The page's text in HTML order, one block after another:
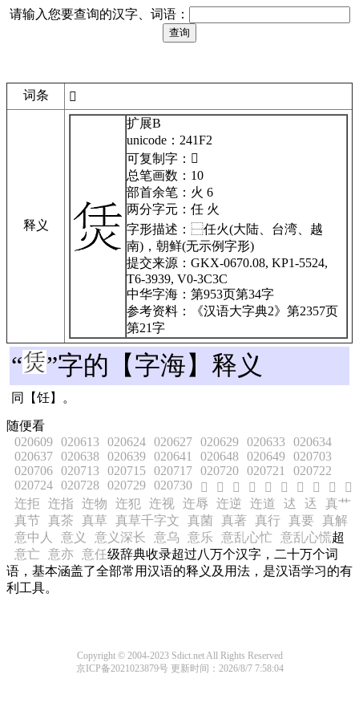
请输入您要查询的汉字、词语：
词条 𤇲
释义
扩展B
unicode：241F2
可复制字：𤇲
总笔画数：10
部首余笔：火 6
两分字元：任 火
字形描述： ⿱任火(大陆、台湾、越
南)，朝鲜(无示例字形)
提交来源：GKX-0670.08, KP1-5524,
T6-3939, V0-3C3C
中华字海：第953页第34字
参考资料：《汉语大字典2》第2357页
第21字
“ ”字的【字海】释义
同【饪】。
随便看
020609 020613 020624 020627 020629 020633 020634
020637 020638 020639 020641 020648 020649 020703
020706 020713 020715 020717 020720 020721
020722
020724 020728 020729 020730 𤶔 𤶕 𤶖 𤶗 𤶘 𤶙 𤶚 𤶛 𤶜
𤶝
迕拒
迕指 迕物 迕犯 迕视 迕辱 迕逆 迕道 迖 迗
真艹
真节 真茶 真草 真草千字文 真菌 真著 真行 真要
真解
意中人
意义 意义深长 意乌 意乐 意乱心忙 意乱心慌
意亡
意亦 意任
超
级辞典收录超过八万个汉字，二十万个词
语，基本涵盖了全部常用汉语的释义及用法，是汉语学习的有
利工具。
Copyright © 2004-2023 Sdict.net All Rights Reserved
京ICP备2021023879号更新时间：2026/8/7 7:58:04